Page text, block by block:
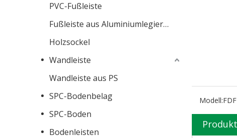
PVC-Fußleiste
Fußleiste aus Aluminiumlegierung
Holzsockel
Wandleiste
Wandleiste aus PS
SPC-Bodenbelag
SPC-Boden
Bodenleisten
Modell: